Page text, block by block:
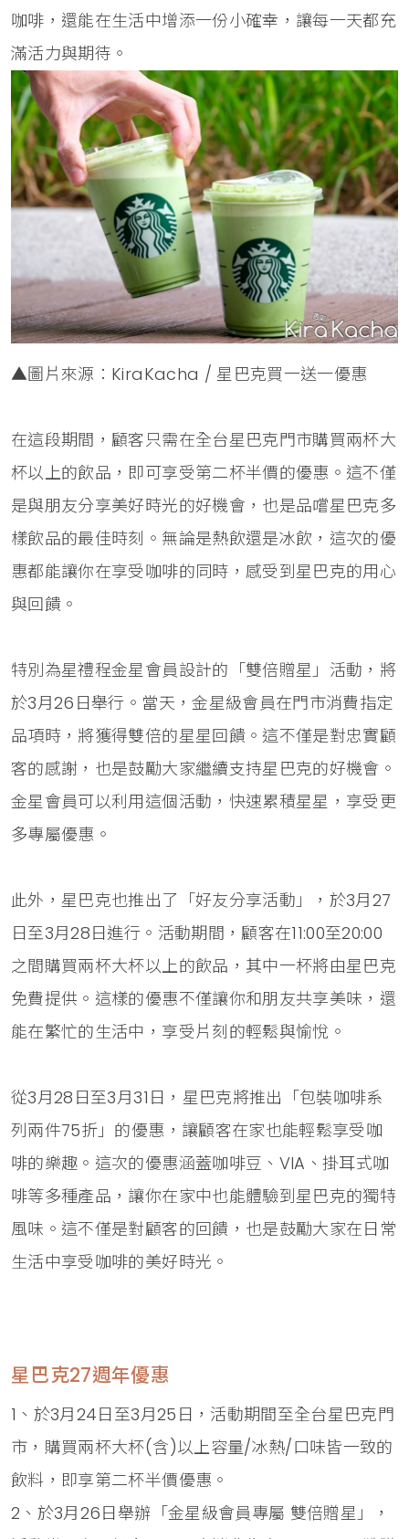
咖啡，還能在生活中增添一份小確幸，讓每一天都充
滿活力與期待。
▲圖片來源：KiraKacha / 星巴克買一送一優惠
在這段期間，顧客只需在全台星巴克門市購買兩杯大
杯以上的飲品，即可享受第二杯半價的優惠。這不僅
是與朋友分享美好時光的好機會，也是品嚐星巴克多
樣飲品的最佳時刻。無論是熱飲還是冰飲，這次的優
惠都能讓你在享受咖啡的同時，感受到星巴克的用心
與回饋。
特別為星禮程金星會員設計的「雙倍贈星」活動，將
於3月26日舉行。當天，金星級會員在門市消費指定
品項時，將獲得雙倍的星星回饋。這不僅是對忠實顧
客的感謝，也是鼓勵大家繼續支持星巴克的好機會。
金星會員可以利用這個活動，快速累積星星，享受更
多專屬優惠。
此外，星巴克也推出了「好友分享活動」，於3月27
日至3月28日進行。活動期間，顧客在11:00至20:00
之間購買兩杯大杯以上的飲品，其中一杯將由星巴克
免費提供。這樣的優惠不僅讓你和朋友共享美味，還
能在繁忙的生活中，享受片刻的輕鬆與愉悅。
從3月28日至3月31日，星巴克將推出「包裝咖啡系
列兩件75折」的優惠，讓顧客在家也能輕鬆享受咖
啡的樂趣。這次的優惠涵蓋咖啡豆、VIA、掛耳式咖
啡等多種產品，讓你在家中也能體驗到星巴克的獨特
風味。這不僅是對顧客的回饋，也是鼓勵大家在日常
生活中享受咖啡的美好時光。
星巴克27週年優惠
1、於3月24日至3月25日，活動期間至全台星巴克門
市，購買兩杯大杯(含)以上容量/冰熱/口味皆一致的
飲料，即享第二杯半價優惠。
2、於3月26日舉辦「金星級會員專屬 雙倍贈星」，